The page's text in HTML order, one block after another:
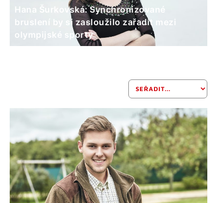
Hana Šurkovská: Synchronizované
bruslení by si zasloužilo zařadit mezi
olympijské sporty